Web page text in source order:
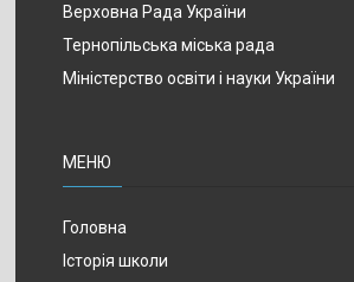
Верховна Рада України
Тернопільська міська рада
Міністерство освіти і науки України
МЕНЮ
Головна
Історія школи